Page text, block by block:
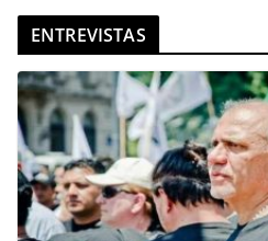
ENTREVISTAS